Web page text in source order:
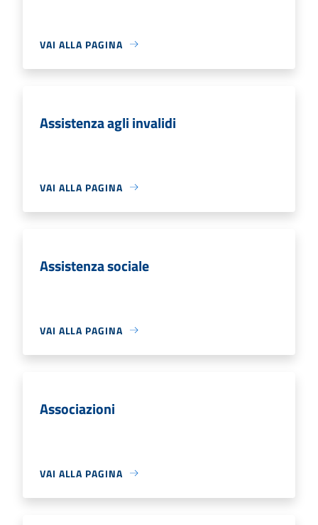
VAI ALLA PAGINA
Assistenza agli invalidi
VAI ALLA PAGINA
Assistenza sociale
VAI ALLA PAGINA
Associazioni
VAI ALLA PAGINA